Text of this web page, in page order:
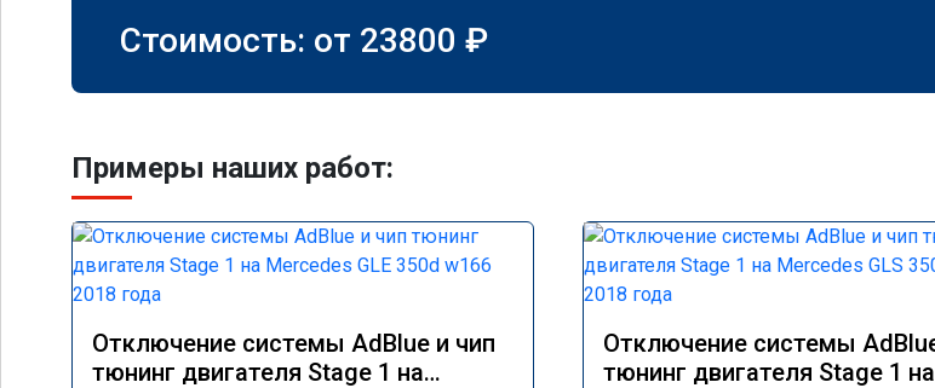
Стоимость: от 23800 ₽
Примеры наших работ:
Отключение системы AdBlue и чип
тюнинг двигателя Stage 1 на
Отключение системы
тюнинг двигателя Stage 1 на